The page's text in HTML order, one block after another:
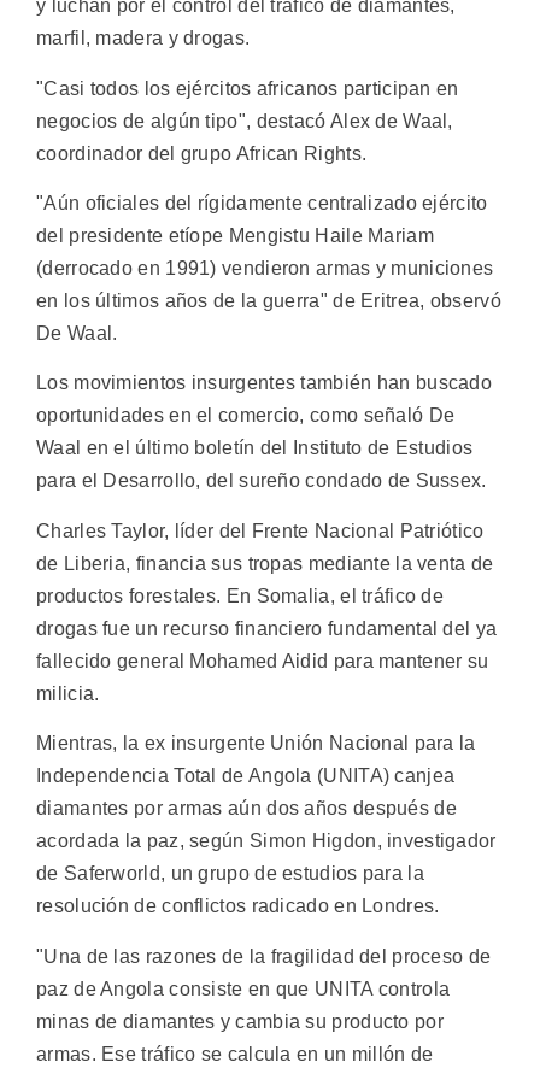
y luchan por el control del tráfico de diamantes,
marfil, madera y drogas.
"Casi todos los ejércitos africanos participan en
negocios de algún tipo", destacó Alex de Waal,
coordinador del grupo African Rights.
"Aún oficiales del rígidamente centralizado ejército
del presidente etíope Mengistu Haile Mariam
(derrocado en 1991) vendieron armas y municiones
en los últimos años de la guerra" de Eritrea, observó
De Waal.
Los movimientos insurgentes también han buscado
oportunidades en el comercio, como señaló De
Waal en el último boletín del Instituto de Estudios
para el Desarrollo, del sureño condado de Sussex.
Charles Taylor, líder del Frente Nacional Patriótico
de Liberia, financia sus tropas mediante la venta de
productos forestales. En Somalia, el tráfico de
drogas fue un recurso financiero fundamental del ya
fallecido general Mohamed Aidid para mantener su
milicia.
Mientras, la ex insurgente Unión Nacional para la
Independencia Total de Angola (UNITA) canjea
diamantes por armas aún dos años después de
acordada la paz, según Simon Higdon, investigador
de Saferworld, un grupo de estudios para la
resolución de conflictos radicado en Londres.
"Una de las razones de la fragilidad del proceso de
paz de Angola consiste en que UNITA controla
minas de diamantes y cambia su producto por
armas. Ese tráfico se calcula en un millón de